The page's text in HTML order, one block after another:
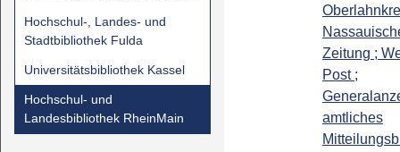
Hochschul-, Landes- und
Stadtbibliothek Fulda
Universitätsbibliothek Kassel
Hochschul- und
Landesbibliothek RheinMain
Zeitung ;
Post ;
amtliches